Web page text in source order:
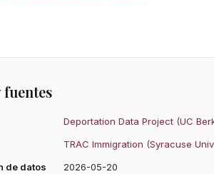
Deportation Data Project (UC
TRAC Immigration (Syracuse
de datos
2026-05-20